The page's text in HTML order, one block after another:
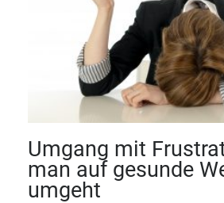
Umgang mit
man auf gesunde
umgeht